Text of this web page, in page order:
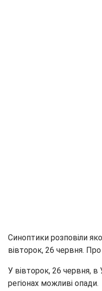
Синоптики розповіли
вівторок, 26 червня.
У вівторок, 26 червня, в
регіонах можливі опади.